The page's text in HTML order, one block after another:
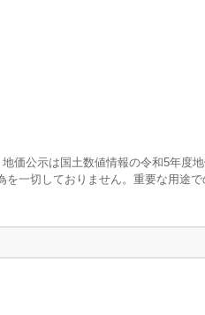
公示は国土数値情報の令和5年度
一切しておりません。重要な用途